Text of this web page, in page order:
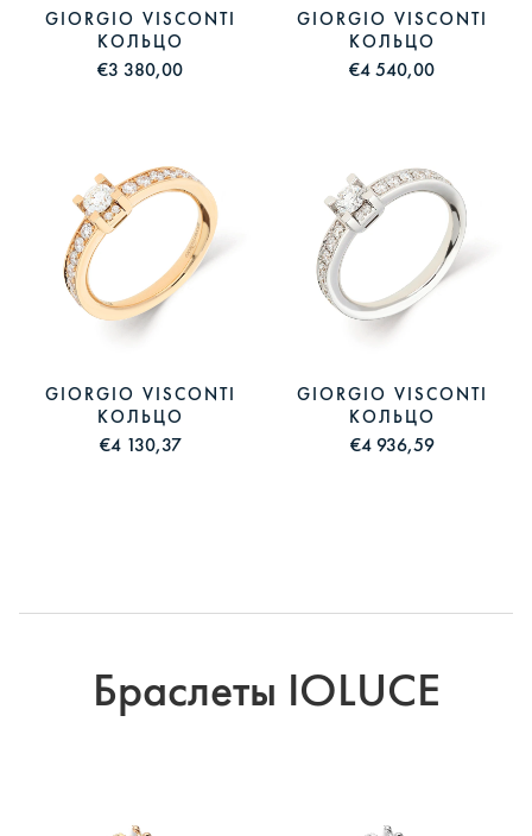
GIORGIO VISCONTI
КОЛЬЦО
€3 380,00
GIORGIO VISCONTI
КОЛЬЦО
€4 540,00
GIORGIO VISCONTI
КОЛЬЦО
€4 130,37
GIORGIO VISCONTI
КОЛЬЦО
€4 936,59
Браслеты IOLUCE